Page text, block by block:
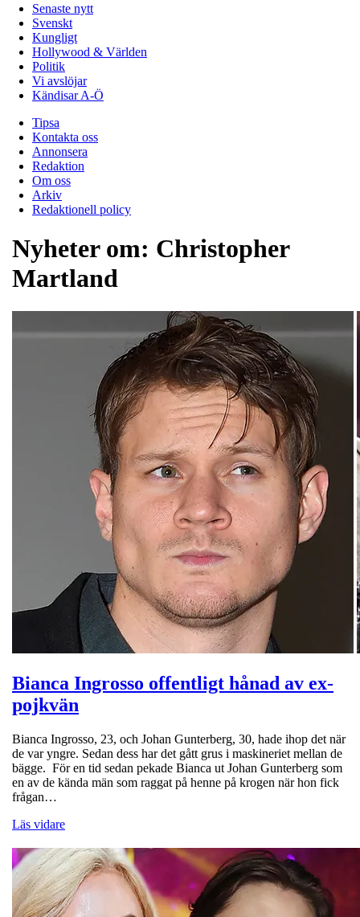
Senaste nytt
Svenskt
Kungligt
Hollywood & Världen
Politik
Vi avslöjar
Kändisar A-Ö
Tipsa
Kontakta oss
Annonsera
Redaktion
Om oss
Arkiv
Redaktionell policy
Nyheter om: Christopher
Martland
Bianca Ingrosso offentligt hånad av ex-
pojkvän
Bianca Ingrosso, 23, och Johan Gunterberg, 30, hade ihop det när
de var yngre. Sedan dess har det gått grus i maskineriet mellan de
bägge. För en tid sedan pekade Bianca ut Johan Gunterberg som
en av de kända män som raggat på henne på krogen när hon fick
frågan…
Läs vidare